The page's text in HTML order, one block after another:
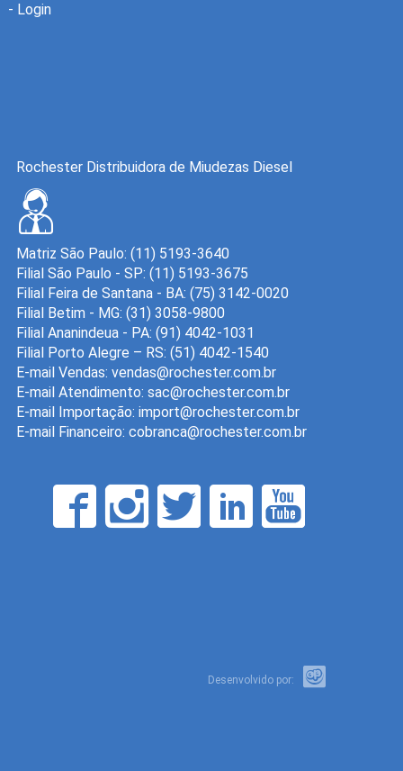
- Login
Rochester Distribuidora de Miudezas Diesel
Matriz São Paulo: (11) 5193-3640
Filial São Paulo - SP: (11) 5193-3675
Filial Feira de Santana - BA: (75) 3142-0020
Filial Betim - MG: (31) 3058-9800
Filial Ananindeua - PA: (91) 4042-1031
Filial Porto Alegre – RS: (51) 4042-1540
E-mail Vendas:
E-mail Atendimento:
E-mail Importação:
E-mail Financeiro:
Desenvolvido por: